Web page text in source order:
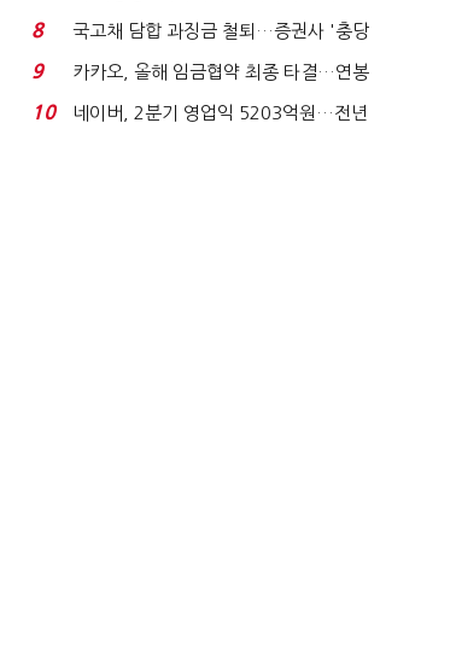
적극적 조사로 진...
8
국고채 담합 과징금 철퇴…증권사 '충당
금 폭탄' 우려...
9
카카오, 올해 임금협약 최종 타결…연봉
6.3% 인상·격려...
10
네이버, 2분기 영업익 5203억원…전년